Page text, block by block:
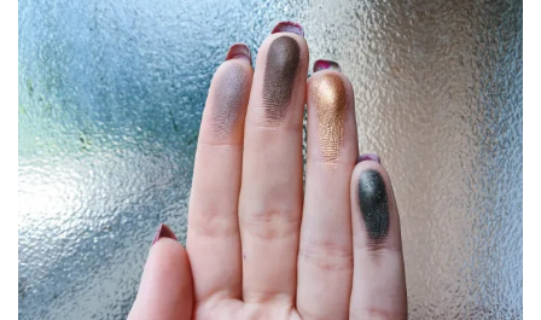
Conseils
beauté
(54)
Favoris
et
déceptions
(27)
Revues
(478)